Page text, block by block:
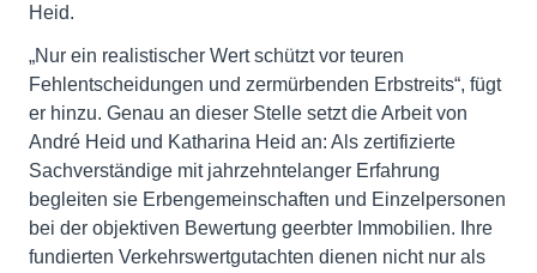
Heid.
„Nur ein realistischer Wert schützt vor teuren
Fehlentscheidungen und zermürbenden Erbstreits“, fügt
er hinzu. Genau an dieser Stelle setzt die Arbeit von
André Heid und Katharina Heid an: Als zertifizierte
Sachverständige mit jahrzehntelanger Erfahrung
begleiten sie Erbengemeinschaften und Einzelpersonen
bei der objektiven Bewertung geerbter Immobilien. Ihre
fundierten Verkehrswertgutachten dienen nicht nur als